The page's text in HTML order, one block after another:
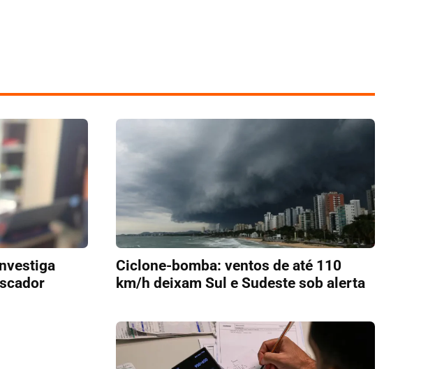
Ciclone-bomba: ventos de até 110
km/h deixam Sul e Sudeste sob alerta